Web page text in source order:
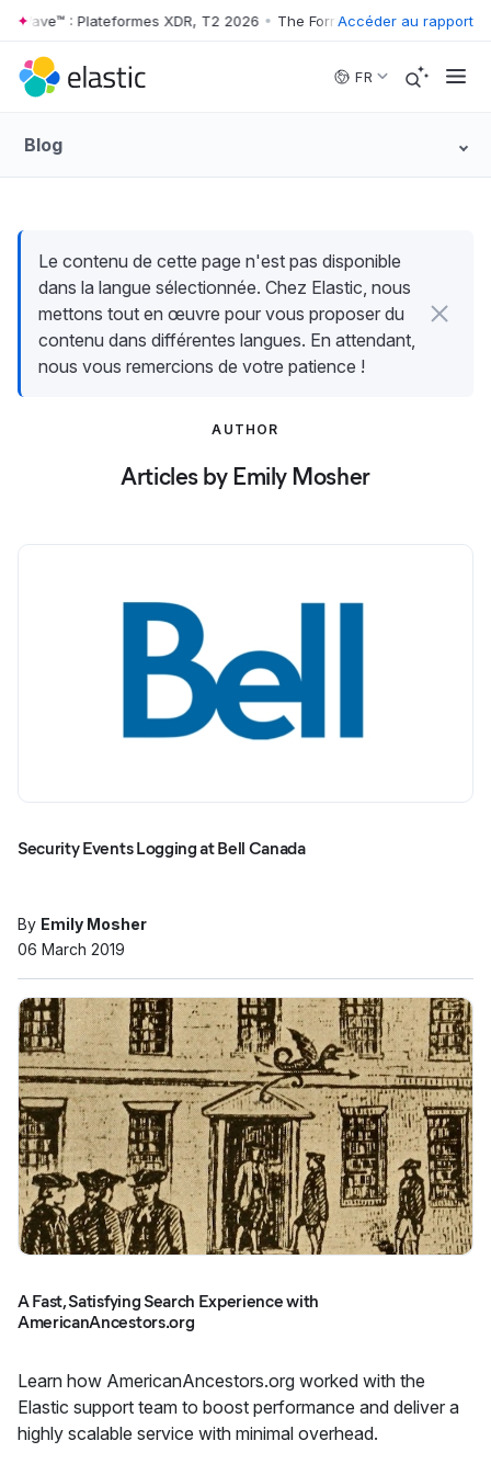
Skip to main content
Wave™ : Plateformes XDR, T2 2026 • The Forrester Wave™ :
Accéder au rapport
FR
Blog
Le contenu de cette page n'est pas disponible
dans la langue sélectionnée. Chez Elastic, nous
mettons tout en œuvre pour vous proposer du
contenu dans différentes langues. En attendant,
nous vous remercions de votre patience !
AUTHOR
Articles by Emily Mosher
Security Events Logging at Bell Canada
By Emily Mosher
06 March 2019
A Fast, Satisfying Search Experience with
AmericanAncestors.org
Learn how AmericanAncestors.org worked with the
Elastic support team to boost performance and deliver a
highly scalable service with minimal overhead.